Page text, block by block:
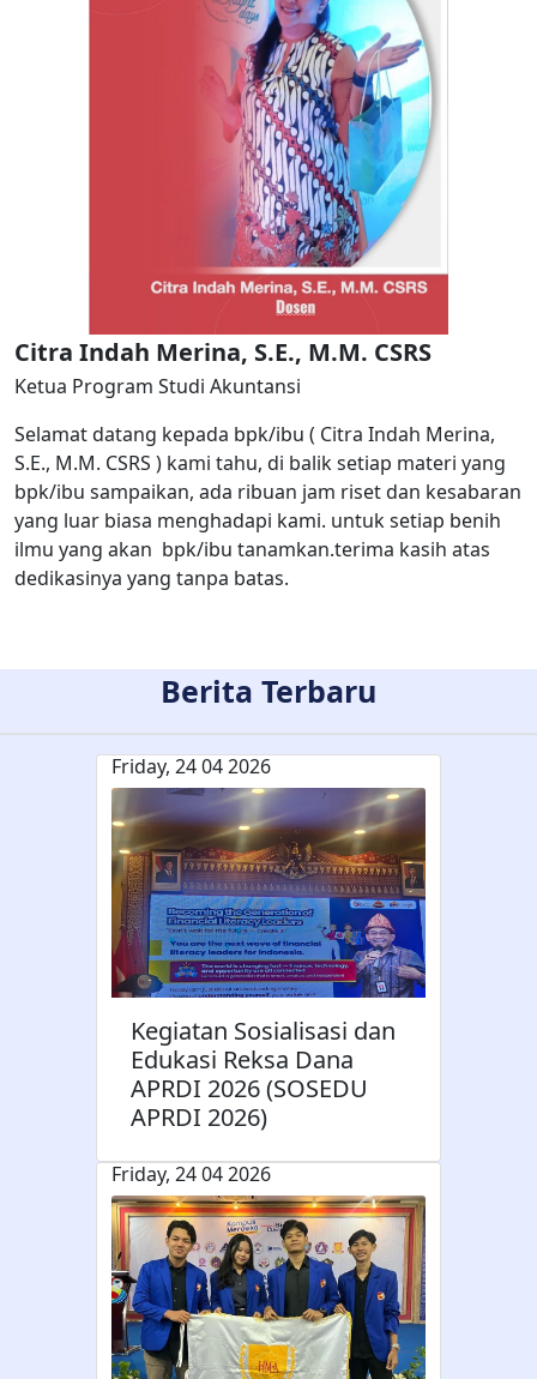
Citra Indah Merina, S.E., M.M. CSRS
Ketua Program Studi Akuntansi
Selamat datang kepada bpk/ibu ( Citra Indah Merina,
S.E., M.M. CSRS ) kami tahu, di balik setiap materi yang
bpk/ibu sampaikan, ada ribuan jam riset dan kesabaran
yang luar biasa menghadapi kami. untuk setiap benih
ilmu yang akan bpk/ibu tanamkan.terima kasih atas
dedikasinya yang tanpa batas.
Berita Terbaru
Friday, 24 04 2026
Kegiatan Sosialisasi dan
Edukasi Reksa Dana
APRDI 2026 (SOSEDU
APRDI 2026)
Friday, 24 04 2026